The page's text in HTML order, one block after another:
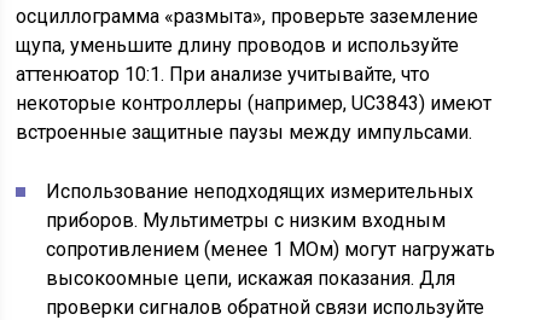
осциллограмма «размыта», проверьте заземление
щупа, уменьшите длину проводов и используйте
аттенюатор 10:1. При анализе учитывайте, что
некоторые контроллеры (например, UC3843) имеют
встроенные защитные паузы между импульсами.
Использование неподходящих измерительных
приборов. Мультиметры с низким входным
сопротивлением (менее 1 МОм) могут нагружать
высокоомные цепи, искажая показания. Для
проверки сигналов обратной связи используйте